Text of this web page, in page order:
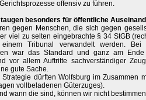
offensiv zu führen.
besonders für öffentliche
gegen Menschen, die sich gegen
viel zu selten eingebrachte § 34 StGB
Tribunal verwandelt werden. Bei
war das Standard und ganz am
vor allem Auftritte sachverständiger
gute Sache.
dürften Wolfsburg im Zusammen
vollbeladenen Güterzuges).
wann die sind, können wir nicht